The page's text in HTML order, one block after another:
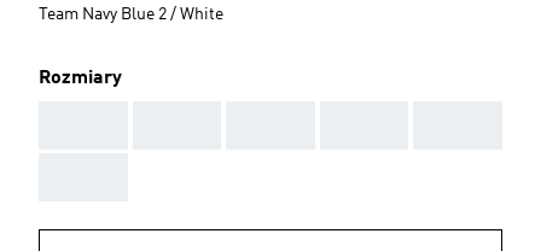
Team Navy Blue 2 / White
Rozmiary